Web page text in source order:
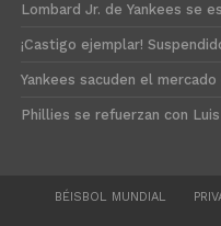
Lombard Jr. de Yankees se
¡Castigo ejemplar!
Yankees sacuden el mercado
Phillies se refuerzan con
BÉISBOL MUNDIAL